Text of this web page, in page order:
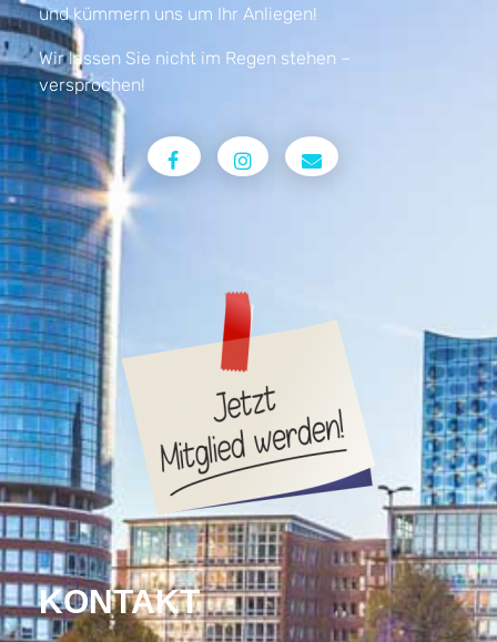
und kümmern uns um Ihr Anliegen!
Wir lassen Sie nicht im Regen stehen –
versprochen!
KONTAKT